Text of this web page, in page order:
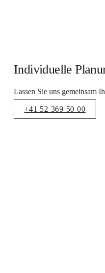
Individuelle
Lassen Sie uns gemeinsam
+41 52 369 50 00